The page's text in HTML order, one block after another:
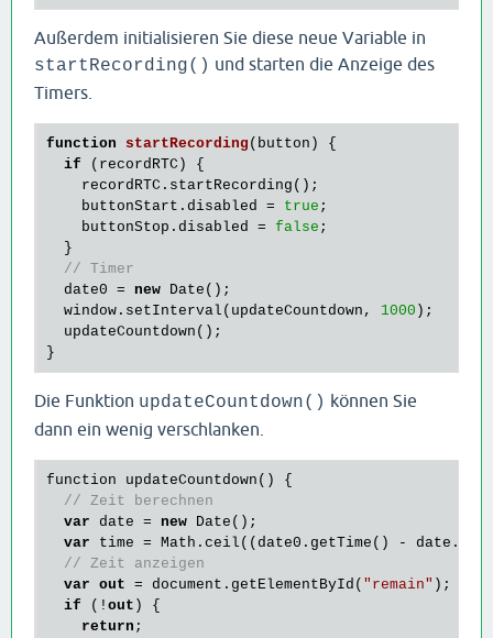
Außerdem initialisieren Sie diese neue Variable in
startRecording() und starten die Anzeige des
Timers.
function startRecording (button)
{
if (recordRTC) {
    recordRTC.startRecording();
    buttonStart.disabled =
true ;
    buttonStop.disabled =
false ;
  }
// Timer
  date0 =
new Date();
  window.setInterval(updateCountdown,
1000 );
  updateCountdown();
Die Funktion updateCountdown() können Sie
dann ein wenig verschlanken.
function updateCountdown() {
// Zeit berechnen
var date = new Date();
var time = Math.ceil((date0.getTime() -
// Zeit anzeigen
var out = document.getElementById( "remain" );
if (! out ) {
return ;